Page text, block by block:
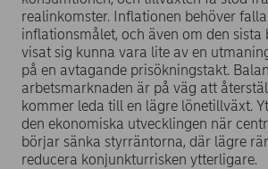
realinkomster. Inflationen behöver
inflationsmålet, och även om den sista
visat sig kunna vara lite av en
på en avtagande prisökningstakt.
arbetsmarknaden är på väg att
kommer leda till en lägre lönetillväxt.
den ekonomiska utvecklingen när
börjar sänka styrräntorna, där lägre
reducera konjunkturrisken ytterligare.